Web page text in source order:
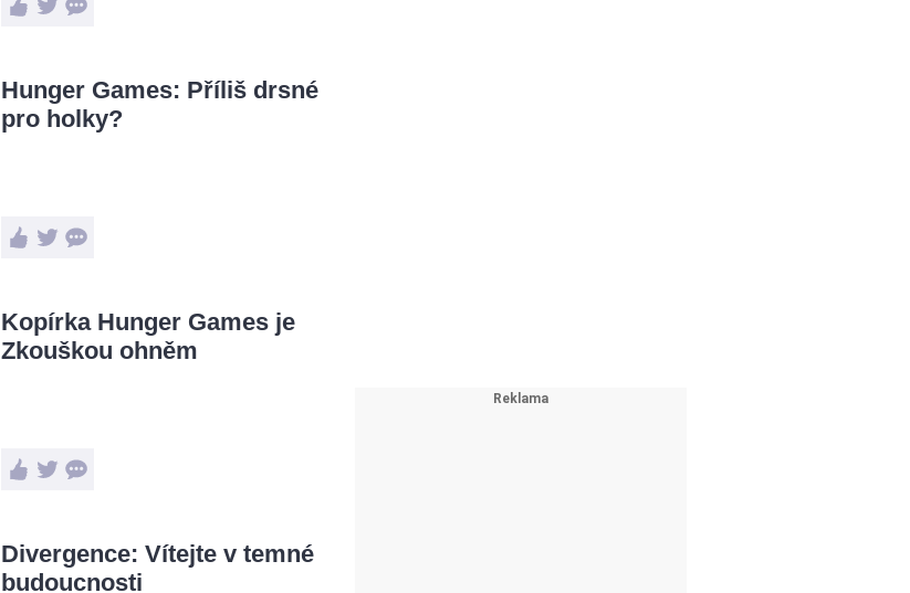
Hunger Games: Příliš drsné
pro holky?
Kopírka Hunger Games je
Zkouškou ohněm
Divergence: Vítejte v temné
budoucnosti